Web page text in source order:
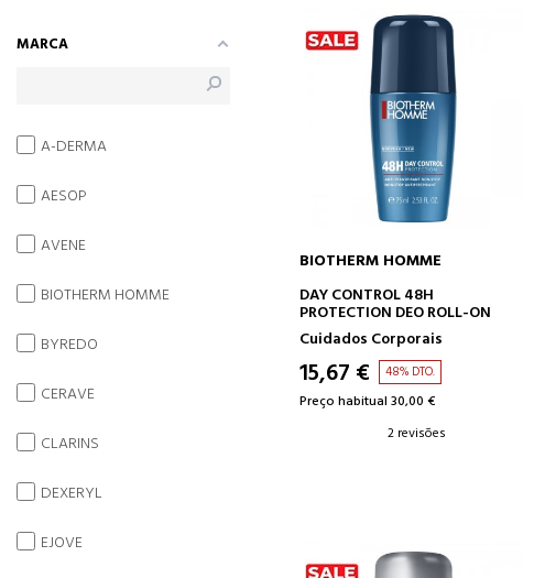
ADICIONAR AO CARRINHO
BIOTHERM HOMME
DAY CONTROL 48H
PROTECTION DEO ROLL-ON
Cuidados Corporais
15,67 € 48% DTO.
Preço habitual 30,00 €
2 revisões
MARCA
A-DERMA
AESOP
AVENE
BIOTHERM HOMME
BYREDO
CERAVE
CLARINS
DEXERYL
EJOVE